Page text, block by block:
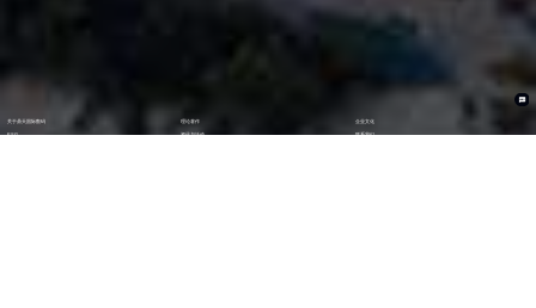
关于鼎天国际数码 理论著作 企业文化
ESG 资讯与活动 联系我们